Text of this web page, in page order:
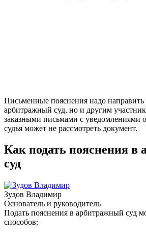
Письменные пояснения надо направить
арбитражный суд, но и другим
заказными письмами с уведомлениями
судья может не рассмотреть документ.
Как подать пояснения в
суд
Зудов Владимир
Основатель и руководитель
Подать пояснения в арбитражный суд
способов: